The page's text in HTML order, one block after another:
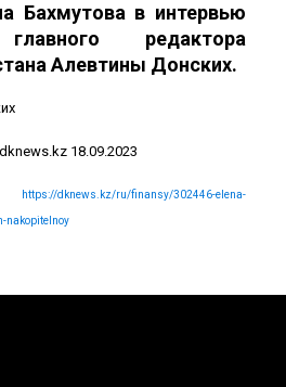
Бахмутова в интервью
редактора
Алевтины Донских.
18.09.2023
https://dknews.kz/ru/finansy/302446-elena-
nakopitelnoy